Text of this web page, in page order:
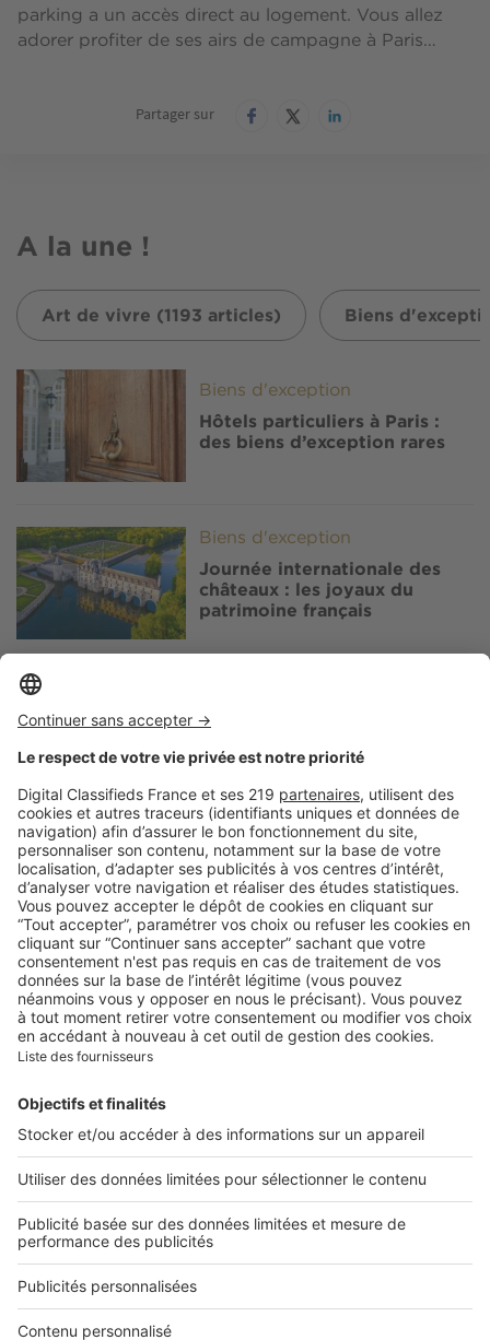
parking a un accès direct au logement. Vous allez
adorer profiter de ses airs de campagne à Paris…
Partager sur
A la une !
Art de vivre (1193 articles) Biens
Image
Biens d'exception
Hôtels particuliers à Paris :
des biens d’exception rares
Image Biens d'exception
Journée internationale des
châteaux : les joyaux du
patrimoine français
Image
Immobilier de prestige : dix
ans de transformation du luxe
résidentiel français
Image
Biens d'exception
Paris 16e : le luxe résidentiel
qui traverse les époques
Image Biens d'exception
Les plus belles villas de luxe à
Nos applications
dédiée aux iPhone & iPad. Disponible en France